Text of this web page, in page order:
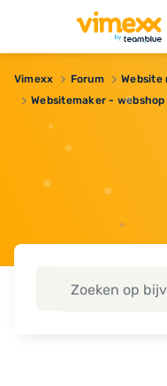
Vimexx Forum
Website
Websitemaker -